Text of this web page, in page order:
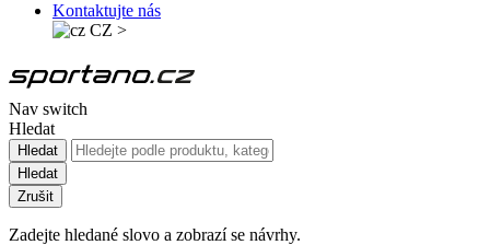
Kontaktujte nás
CZ >
Nav switch
Hledat
Hledat
Hledat
Zrušit
Zadejte hledané slovo a zobrazí se návrhy.